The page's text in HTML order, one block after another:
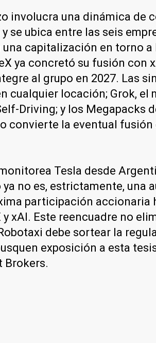
involucra una dinámica de
se ubica entre las seis
capitalización en torno
ya concretó su fusión con
al grupo en 2027. Las
cualquier locación; Grok,
Driving; y los Megapacks
convierte la eventual
Tesla desde
no es, estrictamente, una
participación
y xAI. Este reencuadre no
debe sortear la
exposición a esta
Brokers.